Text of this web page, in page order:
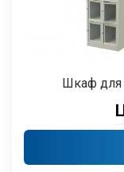
Шкаф для